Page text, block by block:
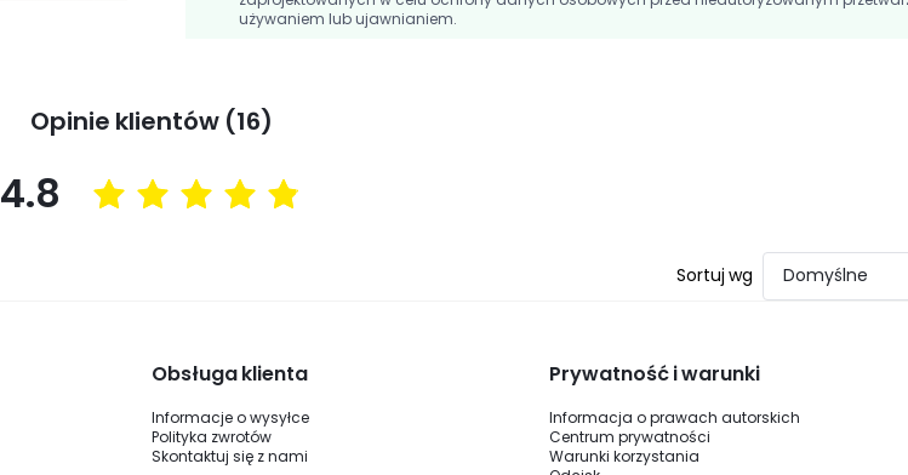
używaniem lub ujawnianiem.
Opinie klientów (16)
4.8
Sortuj wg Domyślne
Obsługa klienta
Informacje o wysyłce
Polityka zwrotów
Skontaktuj się z nami
Prywatność i warunki
Informacja o prawach autorskich
Centrum prywatności
Warunki korzystania